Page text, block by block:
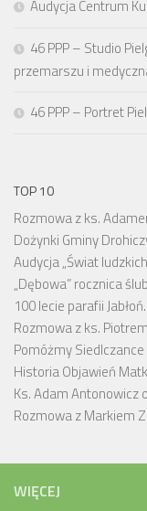
Audycja Centrum
46 PPP – Studio
przemarszu i
46 PPP – Portret
TOP 10
Rozmowa z ks.
Dożynki Gminy
Audycja „Świat
„Dębowa” rocznica
100 lecie parafii
Rozmowa z ks.
Pomóżmy
Historia Objawień
Ks. Adam Antonowicz
Rozmowa z Markiem
WIĘCEJ